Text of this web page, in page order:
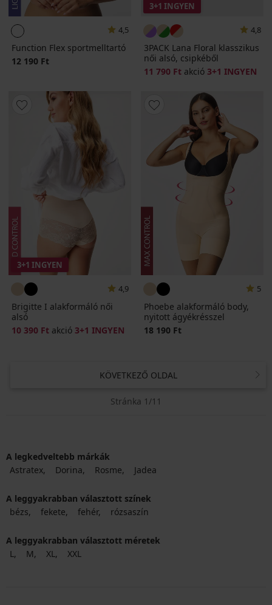
4,5
Function Flex sportmelltartó
12 190 Ft
3+1 INGYEN
4,8
3PACK Lana Floral klasszikus
női alsó, csipkéből
11 790 Ft akció 3+1 INGYEN
3+1 INGYEN
4,9
Brigitte I alakformáló női
alsó
10 390 Ft akció 3+1 INGYEN
5
Phoebe alakformáló body,
nyitott ágyékrésszel
18 190 Ft
KÖVETKEZŐ OLDAL
Stránka 1/11
A legkedveltebb márkák
Astratex
Dorina Rosme Jadea
A leggyakrabban választott színek
bézs
fekete fehér rózsaszín
A leggyakrabban választott méretek
L
M XL XXL